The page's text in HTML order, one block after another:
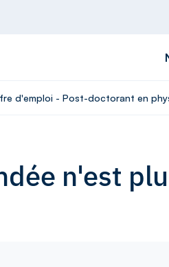
d'emploi - Post-doctorant en
n'est